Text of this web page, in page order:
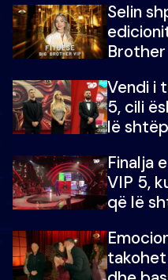
Selin
Brother
Vendi i
5, cili
lë
Finalja
VIP 5,
që lë
çmimin